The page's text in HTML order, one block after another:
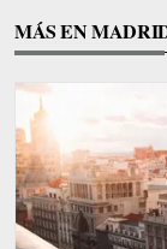
MÁS EN